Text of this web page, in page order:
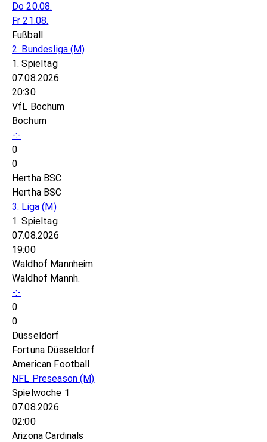
Do 20.08.
Fr 21.08.
Fußball
2. Bundesliga(M)
1. Spieltag
07.08.2026
20:30
VfL Bochum
Bochum
-:-
0
0
Hertha BSC
Hertha BSC
3. Liga(M)
1. Spieltag
07.08.2026
19:00
Waldhof Mannheim
Waldhof Mannh.
-:-
0
0
Düsseldorf
Fortuna Düsseldorf
American Football
NFL Preseason(M)
Spielwoche 1
07.08.2026
02:00
Arizona Cardinals